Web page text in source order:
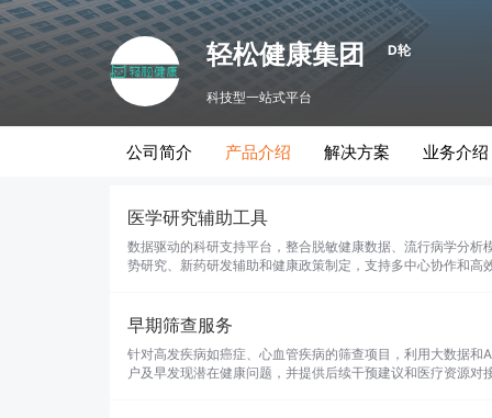
轻松健康集团 D轮
科技型一站式平台
公司简介 产品介绍 解决方案 业务介绍
医学研究辅助工具
数据驱动的科研支持平台，整合脱敏健康数据、流行病学分
势研究、新药研发辅助和健康政策制定，支持多中心协作和高
早期筛查服务
针对高发疾病如癌症、心血管疾病的筛查项目，利用大数据
户及早发现潜在健康问题，并提供后续干预建议和医疗资源对